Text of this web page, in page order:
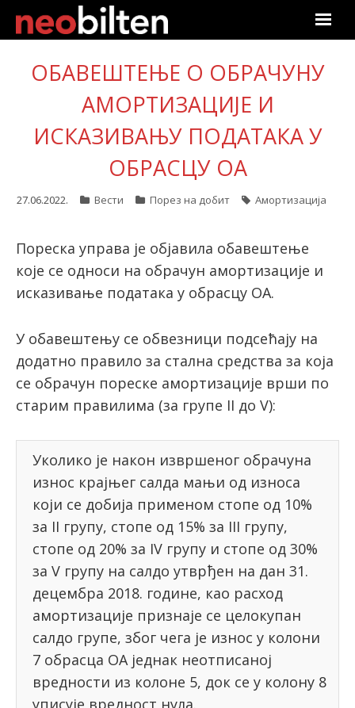
Почетна
Претрага
Актуелно
О нама
Претплата
Пријава
latinica
ОБАВЕШТЕЊЕ О ОБРАЧУНУ
АМОРТИЗАЦИЈЕ И
ИСКАЗИВАЊУ ПОДАТАКА У
ОБРАСЦУ ОА
27.06.2022. Вести Порез на добит Амортизација
Пореска управа је објавила обавештење
које се односи на обрачун амортизације и
исказивање података у обрасцу ОА.
У обавештењу се обвезници подсећају на
додатно правило за стална средства за која
се обрачун пореске амортизације врши по
старим правилима (за групе II до V):
Уколико је након извршеног обрачуна
износ крајњег салда мањи од износа
који се добија применом стопе од 10%
за II групу, стопе од 15% за III групу,
стопе од 20% за IV групу и стопе од 30%
за V групу на салдо утврђен на дан 31.
децембра 2018. године, као расход
амортизације признаје се целокупан
салдо групе, због чега је износ у колони
7 обрасца ОА једнак неотписаној
вредности из колоне 5, док се у колону 8
уписује вредност нула.